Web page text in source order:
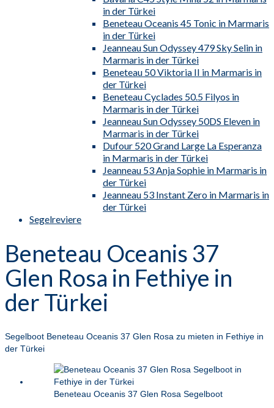
in der Türkei
Beneteau Oceanis 45 Tonic in Marmaris
in der Türkei
Jeanneau Sun Odyssey 479 Sky Selin in
Marmaris in der Türkei
Beneteau 50 Viktoria II in Marmaris in
der Türkei
Beneteau Cyclades 50.5 Filyos in
Marmaris in der Türkei
Jeanneau Sun Odyssey 50DS Eleven in
Marmaris in der Türkei
Dufour 520 Grand Large La Esperanza
in Marmaris in der Türkei
Jeanneau 53 Anja Sophie in Marmaris in
der Türkei
Jeanneau 53 Instant Zero in Marmaris in
der Türkei
Segelreviere
Beneteau Oceanis 37
Glen Rosa in Fethiye in
der Türkei
Segelboot Beneteau Oceanis 37 Glen Rosa zu mieten in Fethiye in
der Türkei
Beneteau Oceanis 37 Glen Rosa Segelboot